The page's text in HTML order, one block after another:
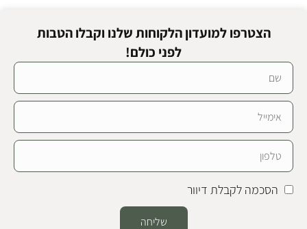
הצטרפו למועדון הלקוחות שלנו וקבלו הטבות
לפני כולם!
הסכמה לקבלת דיוור
שליחה